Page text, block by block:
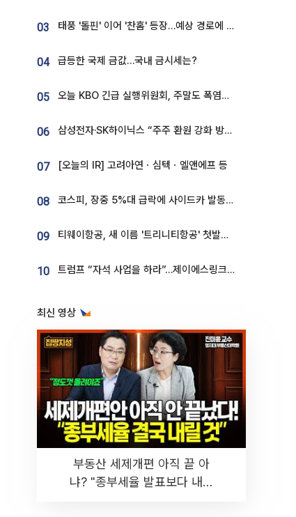
03 태풍 '돌핀' 이어 '찬홈' 등장…예상 경로에 한국 '한숨'
04 급등한 국제 금값…국내 금시세는?
05 오늘 KBO 긴급 실행위원회, 주말도 폭염취소 될까
06 삼성전자·SK하이닉스 “주주 환원 강화 방안 마련”
07 [오늘의 IR] 고려아연ㆍ심텍ㆍ엘앤에프 등
08 코스피, 장중 5%대 급락에 사이드카 발동…삼성·SK 동반 폭락
09 티웨이항공, 새 이름 '트리니티항공' 첫발…SSC 전략 본격화
10 트럼프 “자석 사업을 하라”…제이에스링크, 비중국 영구자석 공급망 구축 속도
최신 영상
부동산 세제개편 아직 끝 아
냐? "종부세율 발표보다 내릴